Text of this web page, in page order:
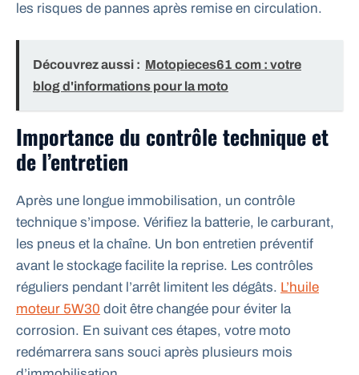
les risques de pannes après remise en circulation.
Découvrez aussi : Motopieces61 com : votre
blog d'informations pour la moto
Importance du contrôle technique et
de l’entretien
Après une longue immobilisation, un contrôle
technique s’impose. Vérifiez la batterie, le carburant,
les pneus et la chaîne. Un bon entretien préventif
avant le stockage facilite la reprise. Les contrôles
réguliers pendant l’arrêt limitent les dégâts. L’huile
moteur 5W30 doit être changée pour éviter la
corrosion. En suivant ces étapes, votre moto
redémarrera sans souci après plusieurs mois